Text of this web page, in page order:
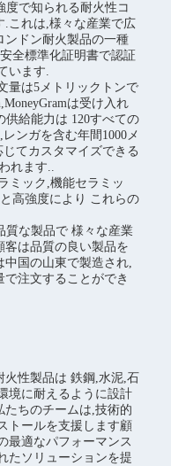
で知られる耐火性コ
.これは,様々な産業で広
ンドン耐火製品の一種
全標準化証明書で認証
います.
量は5メトリックトンで
は受け入れ
供給能力は 120すべての
ンガを含む年間1000メ
てカスタマイズできる
れます..
ミック,機能セラミッ
高強度により これらの
質な製品で 様々な産業
は品質の良い製品を
国の山東で製造され,
注文することができ
性製品は 鉄鋼,水泥,石
境に耐えるように設計
たちのチームは,技術的
トールを支援します顧
最適なパフォーマンス
たソリューションを提